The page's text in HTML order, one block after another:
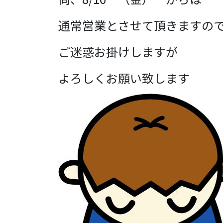
通常営業とさせて頂きますの
ご迷惑お掛けしますが
よろしくお願い致します